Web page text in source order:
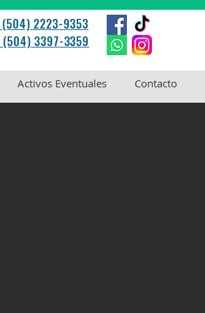
2223-9353
3397-3359
Activos Eventuales Contacto